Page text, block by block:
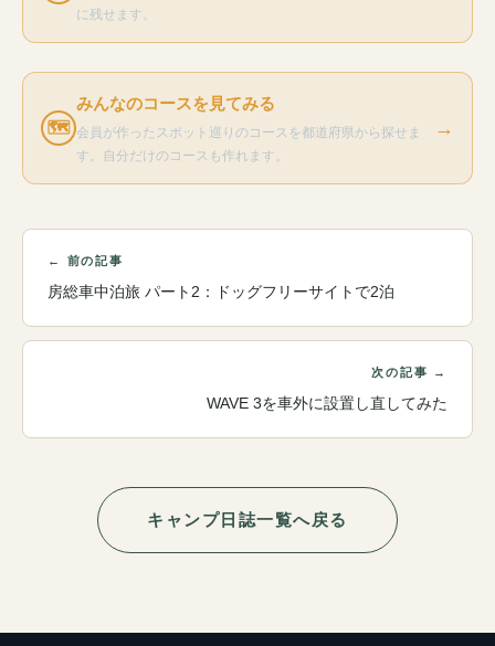
に残せます。
🗺
みんなのコースを見てみる
会員が作ったスポット巡りのコースを都道府県から探せま
す。自分だけのコースも作れます。
→
← 前の記事
房総車中泊旅 パート2：ドッグフリーサイトで2泊
次の記事 →
WAVE 3を車外に設置し直してみた
キャンプ日誌一覧へ戻る